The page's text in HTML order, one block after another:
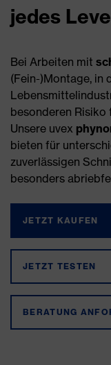
jedes
Bei Arbeiten mit
(Fein-)Montage, in
besonderen
Unsere uvex
bieten für
zuverlässigen
besonders
JETZT KAUFEN
JETZT TESTEN
BERATUNG